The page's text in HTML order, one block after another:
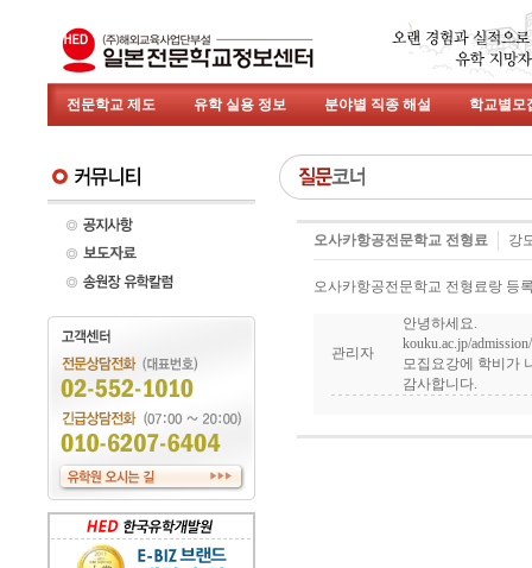
전문학교 제도 유학 실용 정보 분야별 직종 해설 학교별모
오사카항공전문학교 전형료 강
오사카항공전문학교 전형료랑 등
관리자
안녕하세요.
kouku.ac.jp/
모집요강에 학비가
감사합니다.